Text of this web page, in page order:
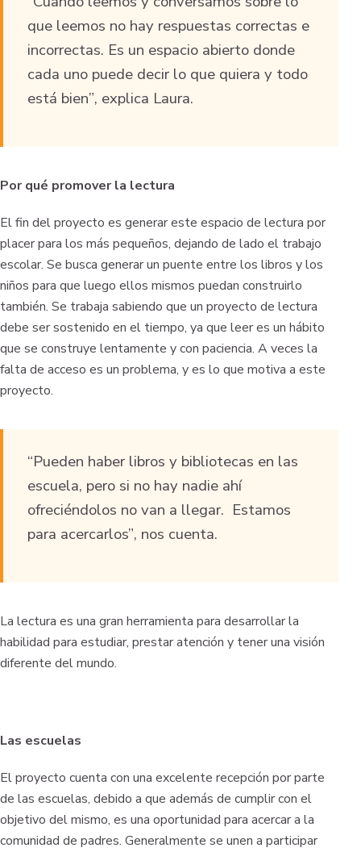
que leemos no hay respuestas correctas e
incorrectas. Es un espacio abierto donde
cada uno puede decir lo que quiera y todo
está bien”, explica Laura.
Por qué promover la lectura
El fin del proyecto es generar este espacio de lectura por
placer para los más pequeños, dejando de lado el trabajo
escolar. Se busca generar un puente entre los libros y los
niños para que luego ellos mismos puedan construirlo
también. Se trabaja sabiendo que un proyecto de lectura
debe ser sostenido en el tiempo, ya que leer es un hábito
que se construye lentamente y con paciencia. A veces la
falta de acceso es un problema, y es lo que motiva a este
proyecto.
“Pueden haber libros y bibliotecas en las
escuela, pero si no hay nadie ahí
ofreciéndolos no van a llegar. Estamos
para acercarlos”, nos cuenta.
La lectura es una gran herramienta para desarrollar la
habilidad para estudiar, prestar atención y tener una visión
diferente del mundo.
Las escuelas
El proyecto cuenta con una excelente recepción por parte
de las escuelas, debido a que además de cumplir con el
objetivo del mismo, es una oportunidad para acercar a la
comunidad de padres. Generalmente se unen a participar